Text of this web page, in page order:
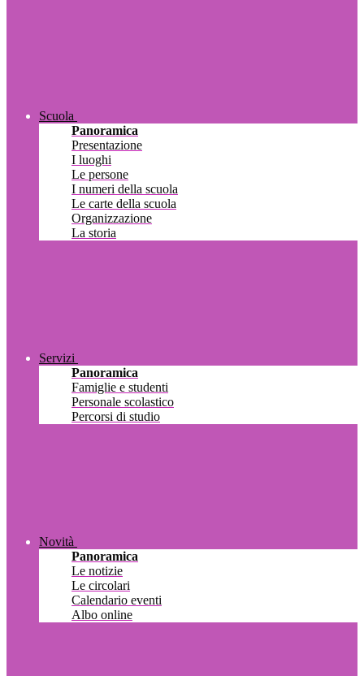
Scuola
Panoramica
Presentazione
I luoghi
Le persone
I numeri della scuola
Le carte della scuola
Organizzazione
La storia
Servizi
Panoramica
Famiglie e studenti
Personale scolastico
Percorsi di studio
Novità
Panoramica
Le notizie
Le circolari
Calendario eventi
Albo online